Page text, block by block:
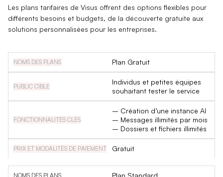
Les plans tarifaires de Visus offrent des options flexibles pour
différents besoins et budgets, de la découverte gratuite aux
solutions personnalisées pour les entreprises.
Plan Gratuit
Individus et petites équipes
souhaitant tester le service
– Création d’une instance AI
– Messages illimités par mois
– Dossiers et fichiers illimités
Gratuit
Plan Standard